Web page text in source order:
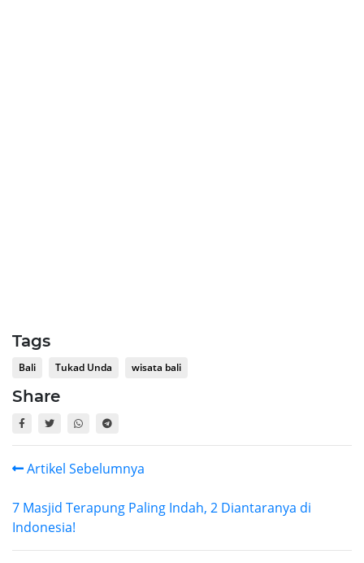
Tags
Bali Tukad Unda wisata bali
Share
Artikel Sebelumnya
7 Masjid Terapung Paling Indah, 2 Diantaranya di
Indonesia!